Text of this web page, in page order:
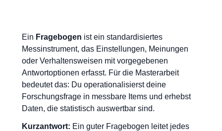
Ein Fragebogen ist ein standardisiertes
Messinstrument, das Einstellungen, Meinungen
oder Verhaltensweisen mit vorgegebenen
Antwortoptionen erfasst. Für die Masterarbeit
bedeutet das: Du operationalisierst deine
Forschungsfrage in messbare Items und erhebst
Daten, die statistisch auswertbar sind.
Kurzantwort: Ein guter Fragebogen leitet jedes